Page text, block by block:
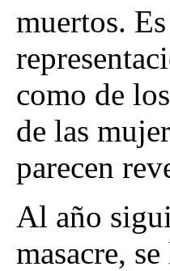
muertos.
como de
de las
parecen
Al año
masacre,